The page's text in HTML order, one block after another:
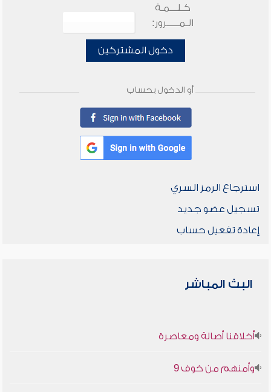
كـلـــمـة
الـمـــــرور:
دخول المشتركين
أو الدخول بحساب
استرجاع الرمز السري
تسجيل عضو جديد
إعادة تفعيل حساب
البث المباشر
أخلاقنا أصالة ومعاصرة
وأمنهم من خوف 9